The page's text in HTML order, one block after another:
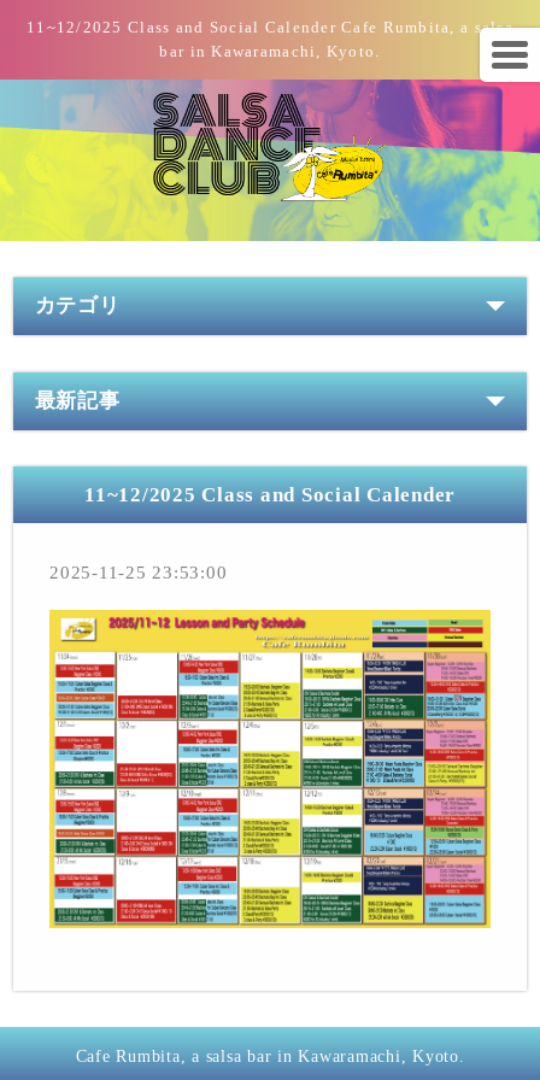
11~12/2025 Class and Social Calender Cafe Rumbita, a salsa
bar in Kawaramachi, Kyoto.
カテゴリ
最新記事
11~12/2025 Class and Social Calender
2025-11-25 23:53:00
Cafe Rumbita, a salsa bar in Kawaramachi, Kyoto.